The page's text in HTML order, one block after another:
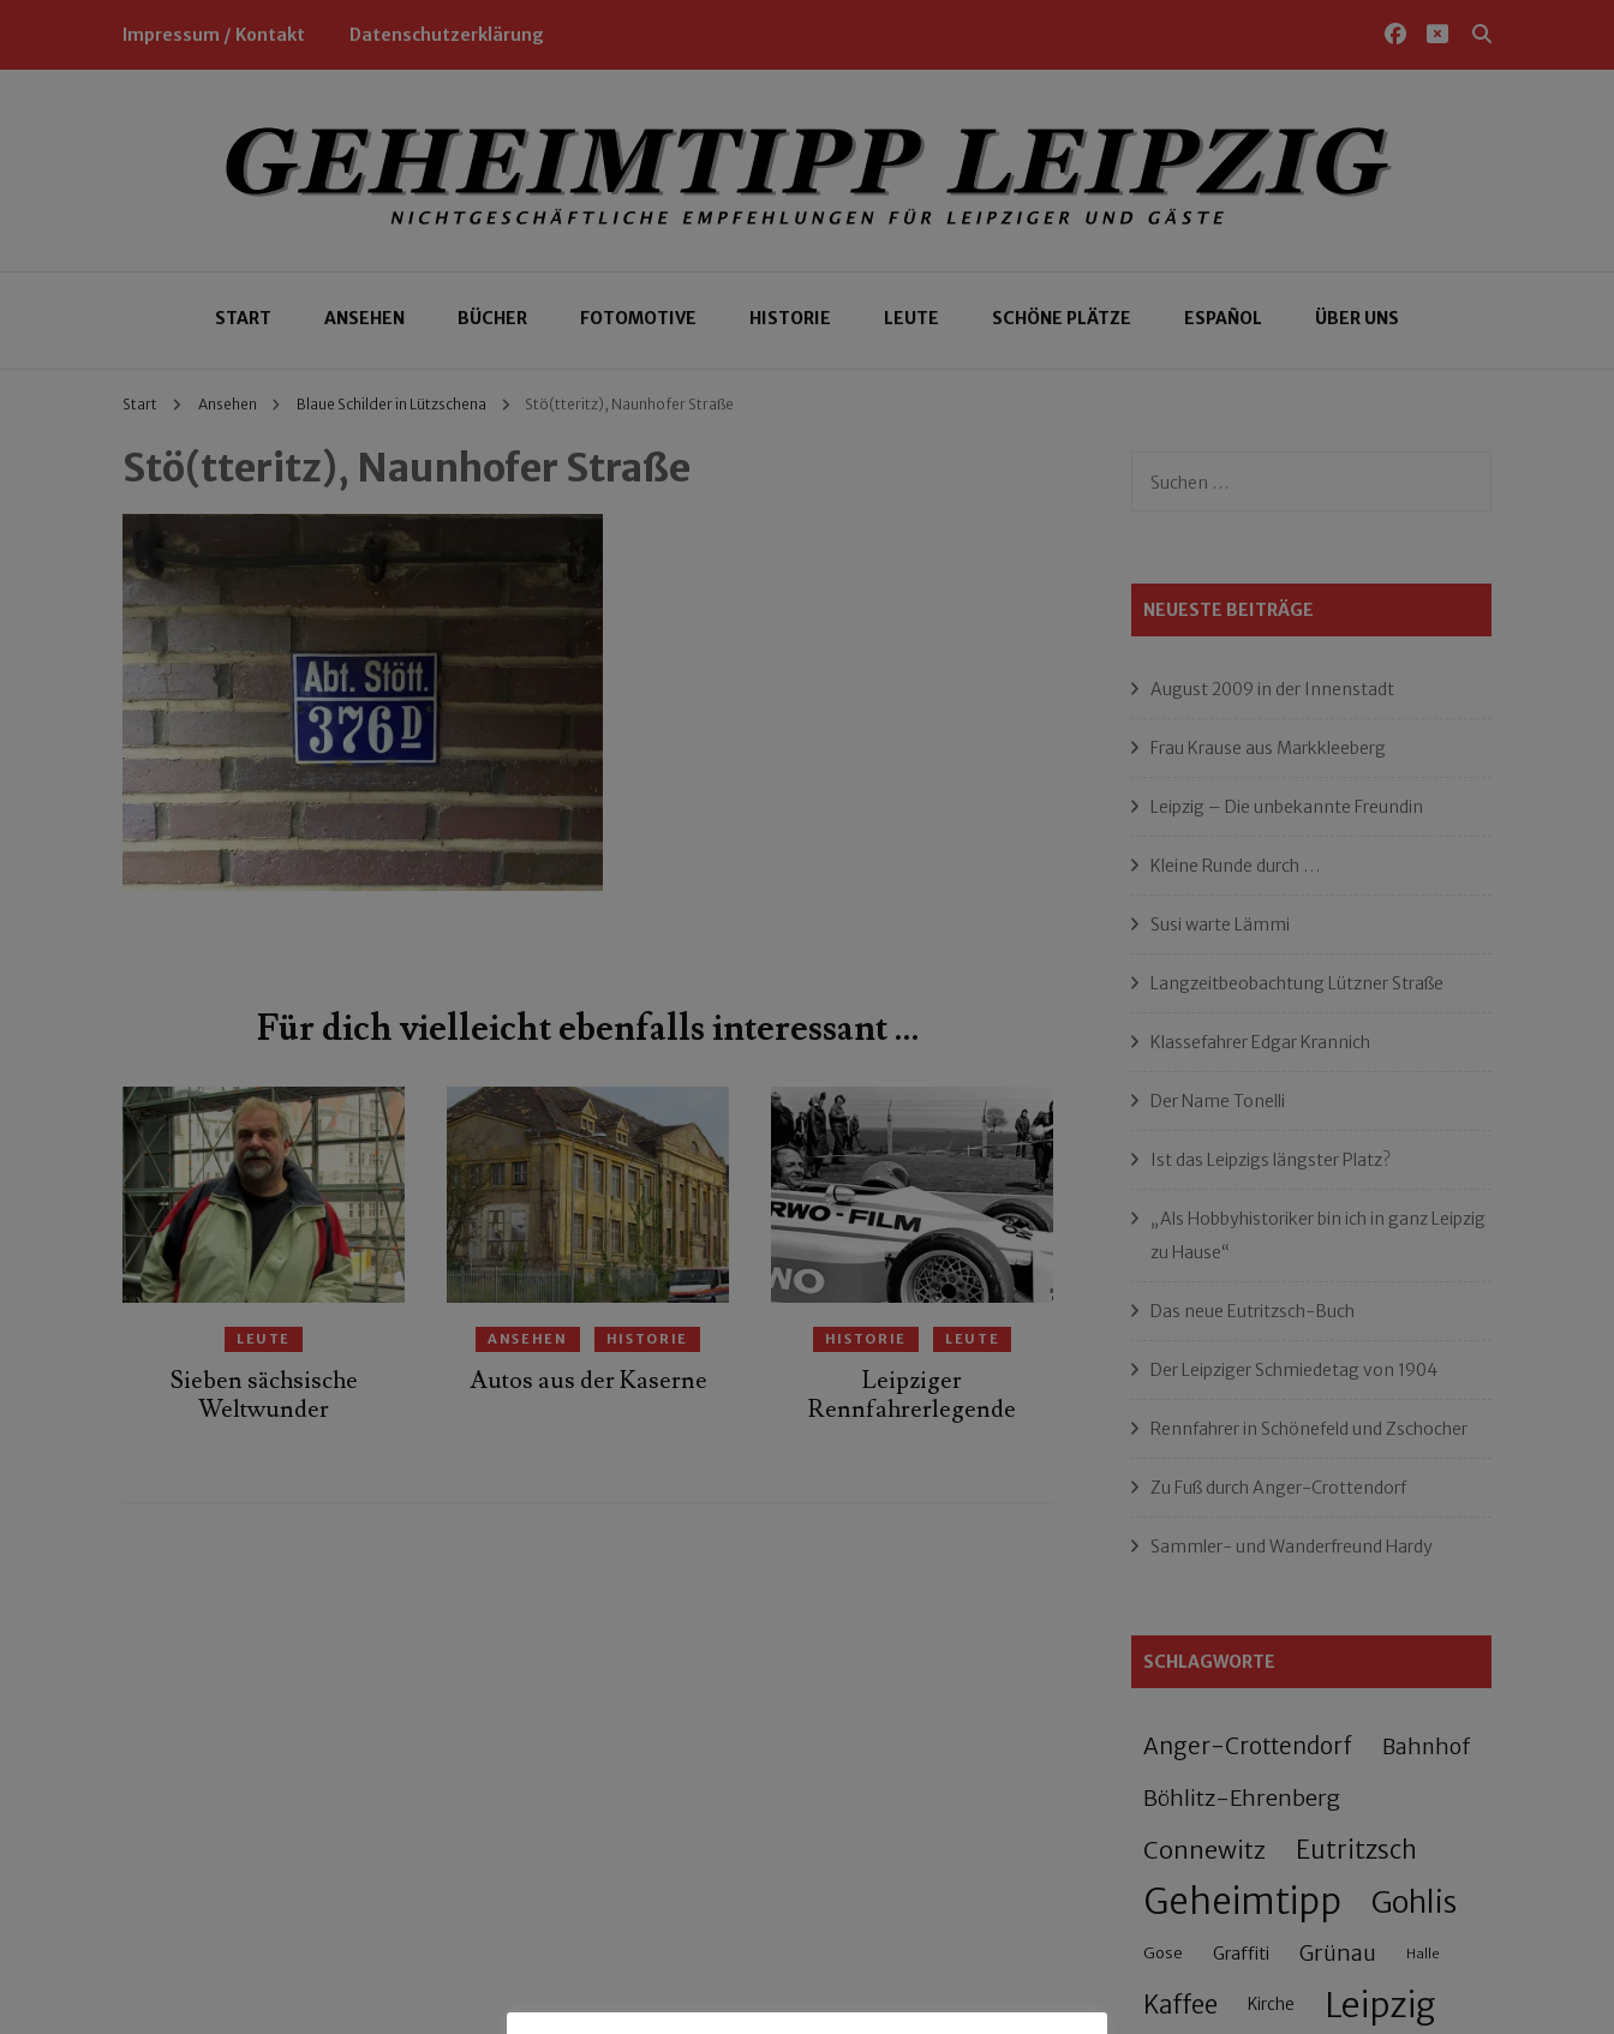
Impressum / Kontakt Datenschutzerklärung
Geheimtipp Leipzig
START ANSEHEN BÜCHER FOTOMOTIVE HISTORIE LEUTE SCHÖNE PLÄTZE ESPAÑOL ÜBER UNS
Start Ansehen Blaue Schilder in Lützschena Stö(tteritz), Naunhofer Straße
Stö(tteritz), Naunhofer Straße
Für dich vielleicht ebenfalls interessant …
LEUTE
Sieben sächsische
Weltwunder
ANSEHEN HISTORIE
Autos aus der Kaserne
HISTORIE LEUTE
Leipziger
Rennfahrerlegende
Suchen
NEUESTE BEITRÄGE
August 2009 in der Innenstadt
Frau Krause aus Markkleeberg
Leipzig – Die unbekannte Freundin
Kleine Runde durch …
Susi warte Lämmi
Langzeitbeobachtung Lützner Straße
Klassefahrer Edgar Krannich
Der Name Tonelli
Ist das Leipzigs längster Platz?
„Als Hobbyhistoriker bin ich in ganz Leipzig
zu Hause“
Das neue Eutritzsch-Buch
Der Leipziger Schmiedetag von 1904
Rennfahrer in Schönefeld und Zschocher
Zu Fuß durch Anger-Crottendorf
Sammler- und Wanderfreund Hardy
SCHLAGWORTE
Anger-Crottendorf Bahnhof
Böhlitz-Ehrenberg
Connewitz Eutritzsch
Geheimtipp Gohlis
Gose Graffiti Grünau Halle
Kaffee Kirche Leipzig